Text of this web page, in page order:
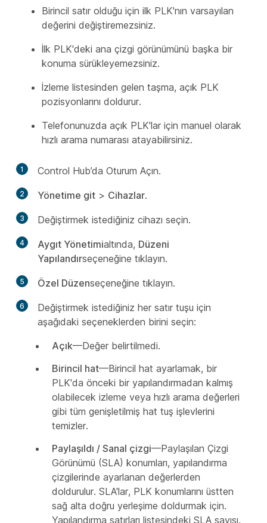
Birincil satır olduğu için ilk PLK'nın varsayılan
değerini değiştiremezsiniz.
İlk PLK'deki ana çizgi görünümünü başka bir
konuma sürükleyemezsiniz.
İzleme listesinden gelen taşma, açık PLK
pozisyonlarını doldurur.
Telefonunuzda açık PLK'lar için manuel olarak
hızlı arama numarası atayabilirsiniz.
1 Control Hub’da Oturum Açın.
2 Yönetime git > Cihazlar.
3 Değiştirmek istediğiniz cihazı seçin.
4 Aygıt Yönetimialtında, Düzeni
Yapılandırseçeneğine tıklayın.
5 Özel Düzenseçeneğine tıklayın.
6
Değiştirmek istediğiniz her satır tuşu için
aşağıdaki seçeneklerden birini seçin:
Açık—Değer belirtilmedi.
Birincil hat—Birincil hat ayarlamak, bir
PLK'da önceki bir yapılandırmadan kalmış
olabilecek izleme veya hızlı arama değerleri
gibi tüm genişletilmiş hat tuş işlevlerini
temizler.
Paylaşıldı / Sanal çizgi—Paylaşılan Çizgi
Görünümü (SLA) konumları, yapılandırma
çizgilerinde ayarlanan değerlerden
doldurulur. SLA'lar, PLK konumlarını üstten
sağ alta doğru yerleşime doldurmak için.
Yapılandırma satırları listesindeki SLA sayısı,